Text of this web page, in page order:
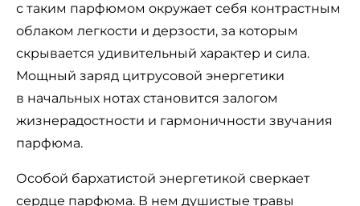
с таким парфюмом окружает себя контрастным
облаком легкости и дерзости, за которым
скрывается удивительный характер и сила.
Мощный заряд цитрусовой энергетики
в начальных нотах становится залогом
жизнерадостности и гармоничности звучания
парфюма.
Особой бархатистой энергетикой сверкает
сердце парфюма. В нем душистые травы